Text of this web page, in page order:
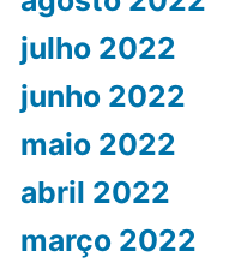
julho 2022
junho 2022
maio 2022
abril 2022
março 2022